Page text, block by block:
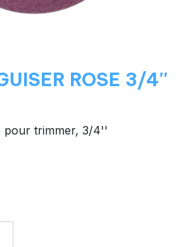
ROSE 3/4''
pour trimmer, 3/4''